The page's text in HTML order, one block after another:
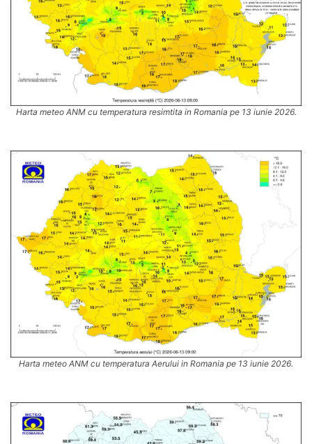
Harta meteo ANM cu temperatura resimtita in Romania pe 13 iunie 2026.
Harta meteo ANM cu temperatura Aerului in Romania pe 13 iunie 2026.